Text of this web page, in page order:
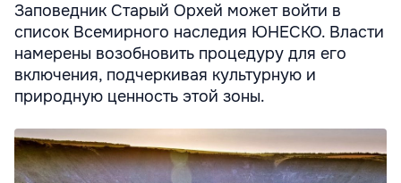
Заповедник Старый Орхей может войти в
список Всемирного наследия ЮНЕСКО. Власти
намерены возобновить процедуру для его
включения, подчеркивая культурную и
природную ценность этой зоны.